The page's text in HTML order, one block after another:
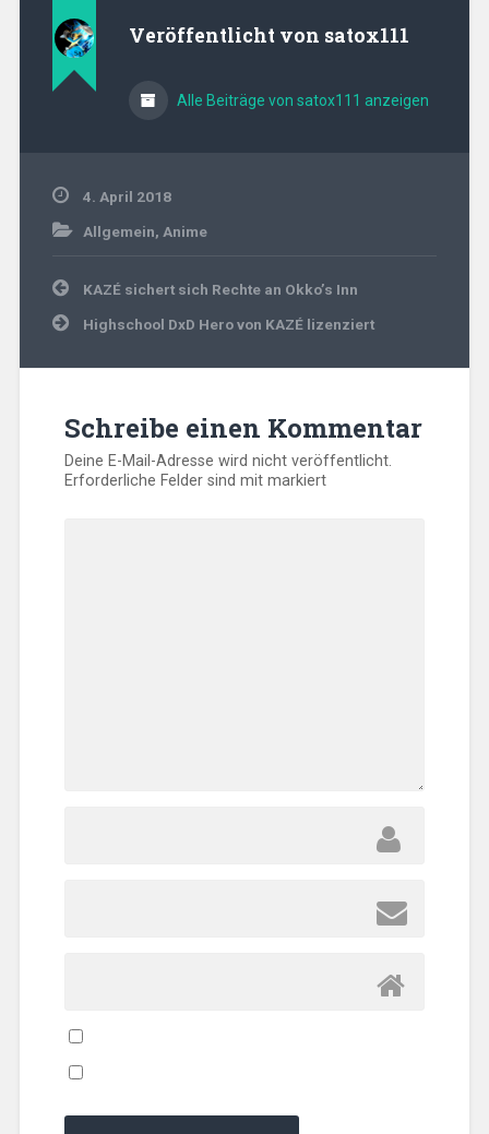
Veröffentlicht von satox111
Alle Beiträge von satox111 anzeigen
4. April 2018
Allgemein, Anime
Beitragsnavigation
KAZÉ sichert sich Rechte an Okko’s Inn
Highschool DxD Hero von KAZÉ lizenziert
Schreibe einen Kommentar
Deine E-Mail-Adresse wird nicht veröffentlicht.
Erforderliche Felder sind mitmarkiert